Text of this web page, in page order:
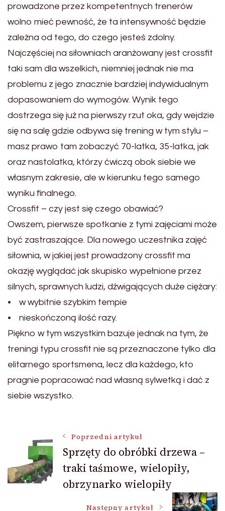
prowadzone przez kompetentnych trenerów
wolno mieć pewność, że ta intensywność będzie
zależna od tego, do czego jesteś zdolny.
Najczęściej na siłowniach aranżowany jest crossfit
taki sam dla wszelkich, niemniej jednak nie ma
problemu z jego znacznie bardziej indywidualnym
dopasowaniem do wymogów. Wynik tego
dostrzega się już na pierwszy rzut oka, gdy wejdzie
się na salę gdzie odbywa się trening w tym stylu –
masz prawo tam zobaczyć 70-latka, 35-latka, jak
oraz nastolatka, którzy ćwiczą obok siebie we
własnym zakresie, ale w kierunku tego samego
wyniku finalnego.
Crossfit – czy jest się czego obawiać?
Owszem, pierwsze spotkanie z tymi zajęciami może
być zastraszające. Dla nowego uczestnika zajęć
siłownia, w jakiej jest prowadzony crossfit ma
okazję wyglądać jak skupisko wypełnione przez
silnych, sprawnych ludzi, dźwigających duże ciężary:
• w wybitnie szybkim tempie
• nieskończoną ilość razy.
Piękno w tym wszystkim bazuje jednak na tym, że
treningi typu crossfit nie są przeznaczone tylko dla
elitarnego sportsmena, lecz dla każdego, kto
pragnie popracować nad własną sylwetką i dać z
siebie wszystko.
Nawigacja
wpisu
Poprzedni artykuł
Sprzęty do obróbki drzewa –
traki taśmowe, wielopiły,
obrzynarko wielopiły
Następny artykuł